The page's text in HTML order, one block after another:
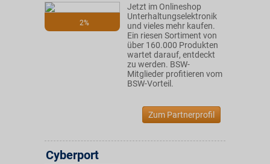
2%
Jetzt im Onlineshop
Unterhaltungselektronik
und vieles mehr kaufen.
Ein riesen Sortiment von
über 160.000 Produkten
wartet darauf, entdeckt
zu werden. BSW-
Mitglieder profitieren vom
BSW-Vorteil.
Zum Partnerprofil
Cyberport